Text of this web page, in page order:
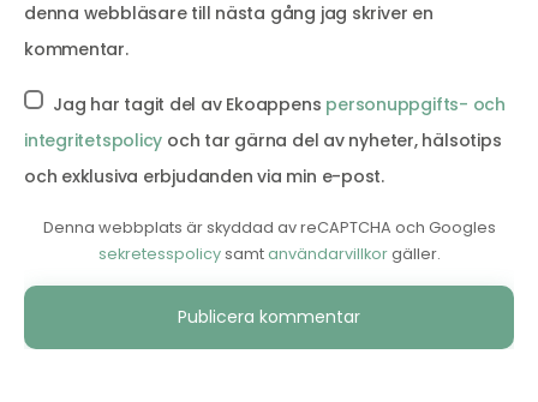
denna webbläsare till nästa gång jag skriver en
kommentar.
Jag har tagit del av Ekoappens personuppgifts- och
integritetspolicy och tar gärna del av nyheter, hälsotips
och exklusiva erbjudanden via min e-post.
Denna webbplats är skyddad av reCAPTCHA och Googles
sekretesspolicysamtanvändarvillkorgäller.
Alternative: